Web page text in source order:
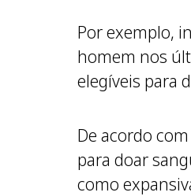
Por exemplo,
homem nos
elegíveis para
De acordo
para doar
como